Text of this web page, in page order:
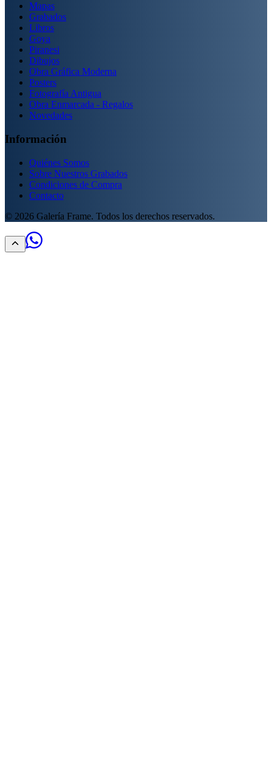
Mapas
Grabados
Libros
Goya
Piranesi
Dibujos
Obra Gráfica Moderna
Posters
Fotografía Antigua
Obra Enmarcada - Regalos
Novedades
Información
Quiénes Somos
Sobre Nuestros Grabados
Condiciones de Compra
Contacto
© 2026 Galería Frame. Todos los derechos reservados.